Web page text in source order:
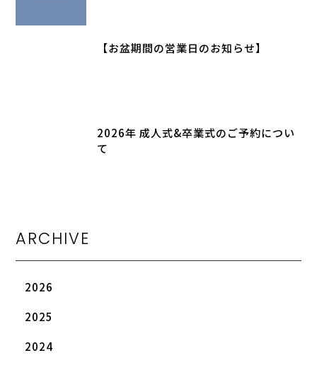
【お盆期間の営業日のお知らせ】
2026年 成人式&卒業式のご予約につい
て
ARCHIVE
2026
2025
2024